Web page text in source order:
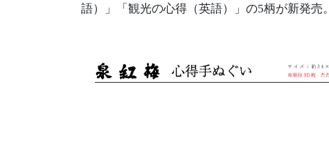
語）」「観光の心得（英語）」の5柄が新発売。